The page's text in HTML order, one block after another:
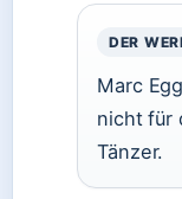
DER
Marc
nicht für
Tänzer.